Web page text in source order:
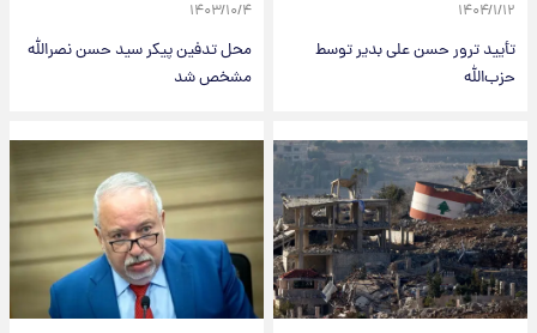
۱۴۰۴/۱/۱۲
تأیید ترور حسن علی بدیر توسط
حزب‌الله
۱۴۰۳/۱۰/۴
محل تدفین پیکر سید حسن نصرالله
مشخص شد